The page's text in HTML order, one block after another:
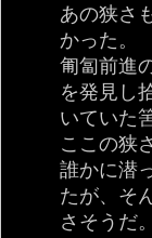
あの狭さ
かった。
匍匐前進
を発見し
いていた
ここの狭
誰かに潜
たが、そ
さそうだ。